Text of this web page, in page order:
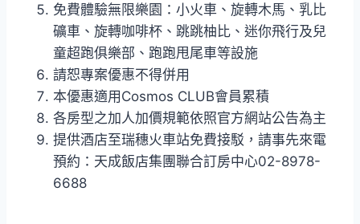
免費體驗無限樂園：小火車、旋轉木馬、乳比
礦車、旋轉咖啡杯、跳跳柚比、迷你飛行及兒
童超跑俱樂部、跑跑甩尾車等設施
請恕專案優惠不得併用
本優惠適用Cosmos CLUB會員累積
各房型之加人加價規範依照官方網站公告為主
提供酒店至瑞穗火車站免費接駁，請事先來電
預約：天成飯店集團聯合訂房中心02-8978-
6688